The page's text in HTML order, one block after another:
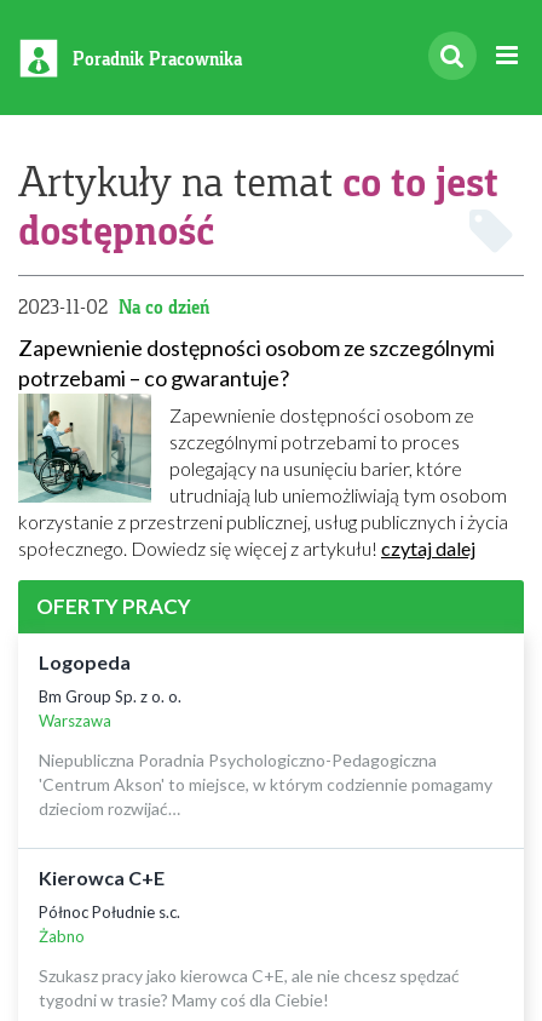
Poradnik Pracownika
Artykuły na temat co to jest
dostępność
2023-11-02 Na co dzień
Zapewnienie dostępności osobom ze szczególnymi
potrzebami – co gwarantuje?
Zapewnienie dostępności osobom ze
szczególnymi potrzebami to proces
polegający na usunięciu barier, które
utrudniają lub uniemożliwiają tym osobom
korzystanie z przestrzeni publicznej, usług publicznych i życia
społecznego. Dowiedz się więcej z artykułu! czytaj dalej
OFERTY PRACY
Logopeda
Bm Group Sp. z o. o.
Warszawa
Niepubliczna Poradnia Psychologiczno-Pedagogiczna
'Centrum Akson' to miejsce, w którym codziennie pomagamy
dzieciom rozwijać…
Kierowca C+E
Północ Południe s.c.
Żabno
Szukasz pracy jako kierowca C+E, ale nie chcesz spędzać
tygodni w trasie? Mamy coś dla Ciebie!